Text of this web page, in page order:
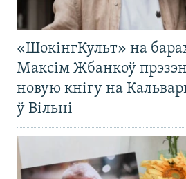
«ШокінгКульт» на
Максім Жбанкоў
новую кнігу на
ў Вільні